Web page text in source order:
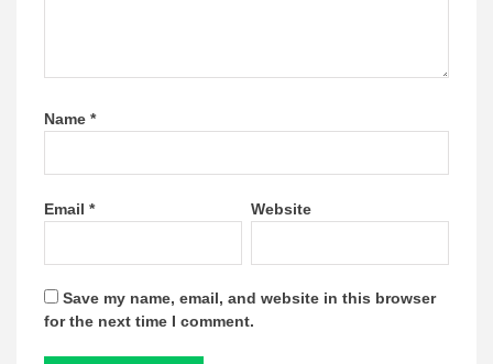
Name *
Email * Website
Save my name, email, and website in this browser
for the next time I comment.